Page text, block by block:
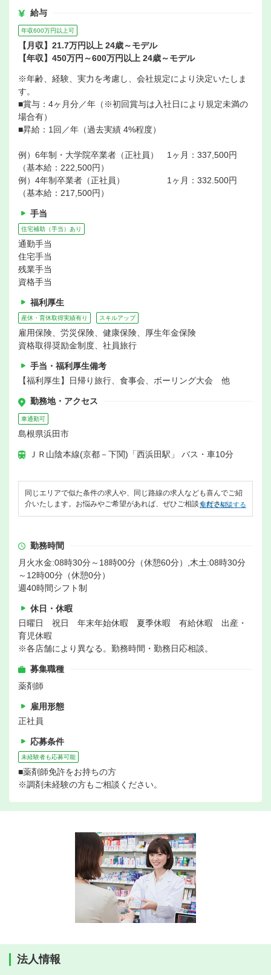
給与
年収600万円以上可
【月収】21.7万円以上 24歳～モデル
【年収】450万円～600万円以上 24歳～モデル
※年齢、経験、実力を考慮し、会社規定により決定いたしま
す。
■賞与：4ヶ月分／年（※初回賞与は入社日により規定未満の
場合有）
■昇給：1回／年（過去実績 4%程度）
例）6年制・大学院卒業者（正社員） 1ヶ月：337,500円
（基本給：222,500円）
例）4年制卒業者（正社員） 1ヶ月：332.500円
（基本給：217,500円）
手当
住宅補助（手当）あり
通勤手当
住宅手当
残業手当
資格手当
福利厚生
産休・育休取得実績有り スキルアップ
雇用保険、労災保険、健康保険、厚生年金保険
資格取得奨励金制度、社員旅行
手当・福利厚生備考
【福利厚生】日帰り旅行、食事会、ボーリング大会 他
勤務地・アクセス
車通勤可
島根県浜田市
ＪＲ山陰本線(京都－下関)「西浜田駅」 バス・車10分
同じエリアで似た条件の求人や、同じ路線の求人なども喜んでご紹
介いたします。お悩みやご希望があれば、ぜひご相談ください。
無料で相談する
勤務時間
月火水金:08時30分～18時00分（休憩60分）,木土:08時30分
～12時00分（休憩0分）
週40時間シフト制
休日・休暇
日曜日 祝日 年末年始休暇 夏季休暇 有給休暇 出産・
育児休暇
※各店舗により異なる。勤務時間・勤務日応相談。
募集職種
薬剤師
雇用形態
正社員
応募条件
未経験者も応募可能
■薬剤師免許をお持ちの方
※調剤未経験の方もご相談ください。
法人情報